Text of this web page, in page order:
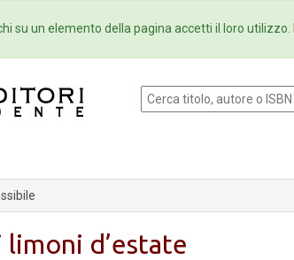
Newsletter Ebookstore
d’estate
su un elemento della pagina accetti il loro utilizzo.